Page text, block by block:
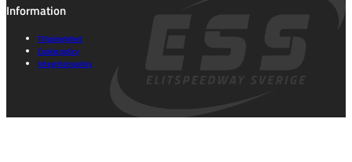
Information
Tillgänglighet
Cookie policy
Integritetspolicy